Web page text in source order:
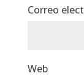
Correo
Web